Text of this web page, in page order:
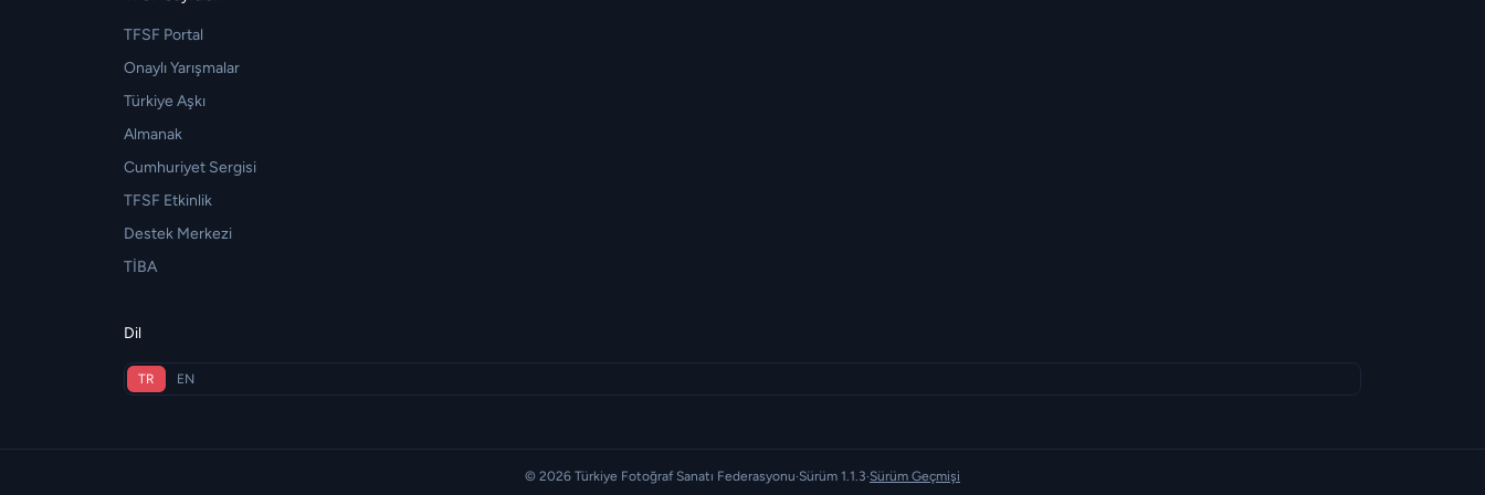
TFSF Portal
Onaylı Yarışmalar
Türkiye Aşkı
Almanak
Cumhuriyet Sergisi
TFSF Etkinlik
Destek Merkezi
TİBA
Dil
TR EN
© 2026 Türkiye Fotoğraf Sanatı Federasyonu·Sürüm 1.1.3·Sürüm Geçmişi